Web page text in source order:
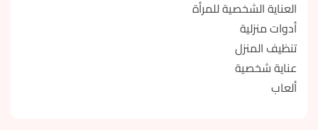
العناية الشخصية للمرأة
أدوات منزلية
تنظيف المنزل
عناية شخصية
ألعاب